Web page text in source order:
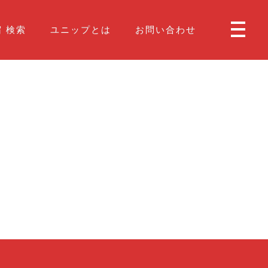
検索 ユニップとは お問い合わせ